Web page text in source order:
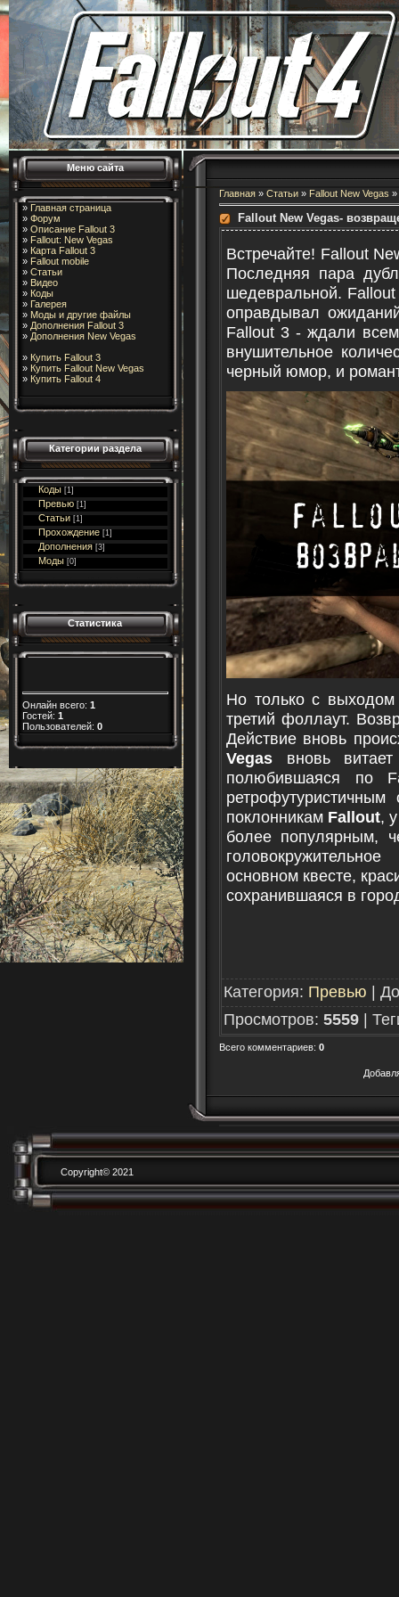
Меню сайта
» Главная страница
» Форум
» Описание Fallout 3
» Fallout: New Vegas
» Карта Fallout 3
» Fallout mobile
» Статьи
» Видео
» Коды
» Галерея
» Моды и другие файлы
» Дополнения Fallout 3
» Дополнения New Vegas
» Купить Fallout 3
» Купить Fallout New Vegas
» Купить Fallout 4
Категории раздела
Коды [1]
Превью [1]
Статьи [1]
Прохождение [1]
Дополнения [3]
Моды [0]
Статистика
Онлайн всего: 1
Гостей: 1
Пользователей: 0
Главная » Статьи » Fallout New Vegas »
Fallout New Vegas-
Встречайте! Fallout
Последняя пара
шедевральной. Fallout
оправдывал
Fallout 3 - ждали
внушительное
черный юмор, и
Но только с
третий фоллаут.
Действие вновь
Vegas вновь
полюбившаяся по
поклонникам Fallout,
более популярным,
основном квесте,
сохранившаяся в
Категория: Превью |
Просмотров: 5559 |
Всего комментариев: 0
Copyright© 2021